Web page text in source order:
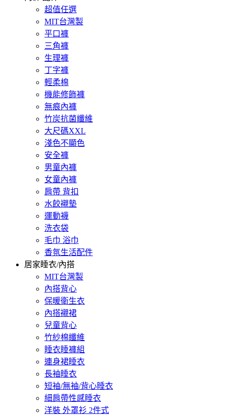
超值任選
MIT台灣製
平口褲
三角褲
生理褲
丁字褲
輕柔棉
機能修飾褲
無痕內褲
竹炭抗菌纖維
大尺碼XXL
淺色不顯色
安全褲
男童內褲
女童內褲
肩帶 背扣
水餃襯墊
運動襪
洗衣袋
毛巾 浴巾
香氛生活配件
居家睡衣/內搭
MIT台灣製
內搭背心
保暖衛生衣
內搭襯裙
兒童背心
竹紗棉纖維
睡衣睡褲組
連身裙睡衣
長袖睡衣
短袖/無袖/背心睡衣
細肩帶性感睡衣
洋裝 外罩衫 2件式